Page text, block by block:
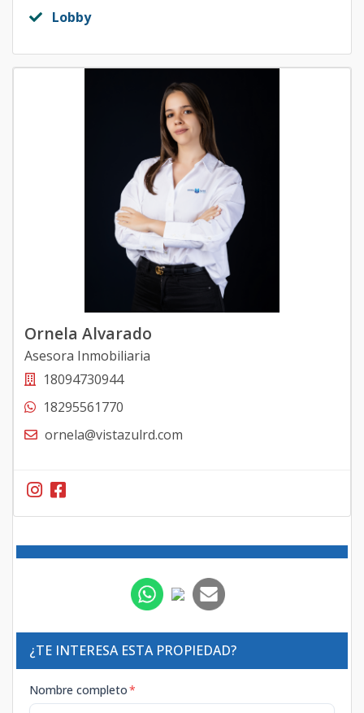
Lobby
Ornela Alvarado
Asesora Inmobiliaria
18094730944
18295561770
ornela@vistazulrd.com
¿TE INTERESA ESTA PROPIEDAD?
Nombre completo*